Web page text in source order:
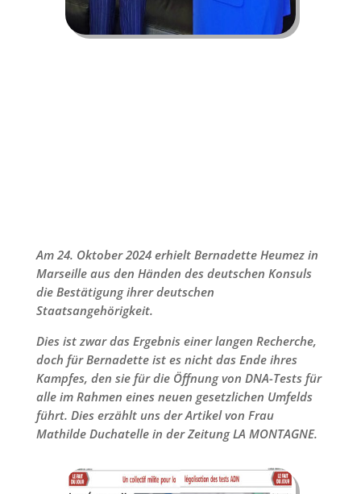
Am 24. Oktober 2024 erhielt Bernadette Heumez in
Marseille aus den Händen des deutschen Konsuls
die Bestätigung ihrer deutschen
Staatsangehörigkeit.
Dies ist zwar das Ergebnis einer langen Recherche,
doch für Bernadette ist es nicht das Ende ihres
Kampfes, den sie für die Öffnung von DNA-Tests für
alle im Rahmen eines neuen gesetzlichen Umfelds
führt. Dies erzählt uns der Artikel von Frau
Mathilde Duchatelle in der Zeitung LA MONTAGNE.